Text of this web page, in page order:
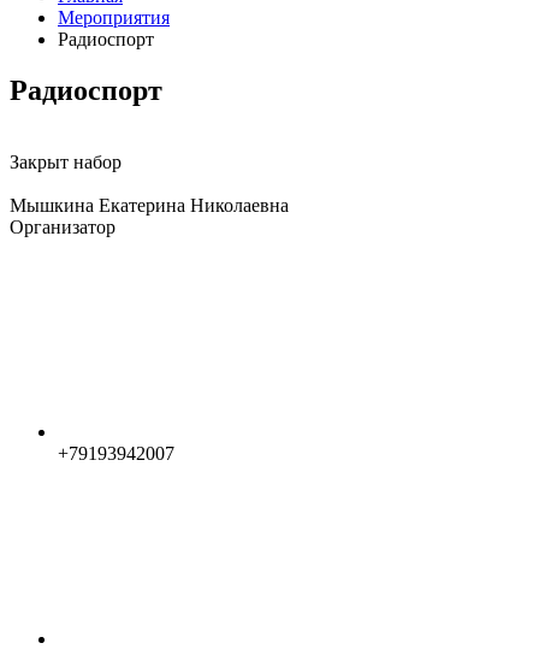
Мероприятия
Радиоспорт
Радиоспорт
Закрыт набор
Мышкина Екатерина Николаевна
Организатор
+79193942007